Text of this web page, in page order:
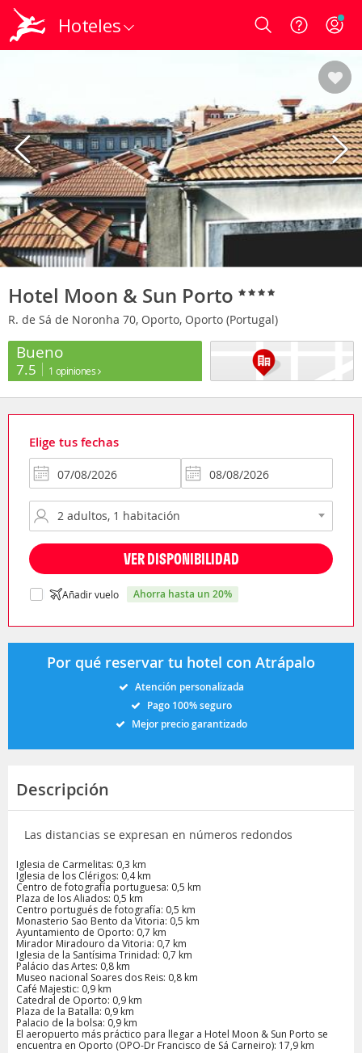
Hoteles Login
Hotel Moon & Sun Porto
R. de Sá de Noronha 70, Oporto, Oporto (Portugal)
Bueno
7.5 1 opiniones
Elige tus fechas
VER DISPONIBILIDAD
Añadir vuelo ahorra hasta un 20%
Por qué reservar tu hotel con Atrápalo
Atención personalizada
Pago 100% seguro
Mejor precio garantizado
Descripción
Las distancias se expresan en números redondos
Iglesia de Carmelitas: 0,3 km
Iglesia de los Clérigos: 0,4 km
Centro de fotografía portuguesa: 0,5 km
Plaza de los Aliados: 0,5 km
Centro portugués de fotografía: 0,5 km
Monasterio Sao Bento da Vitoria: 0,5 km
Ayuntamiento de Oporto: 0,7 km
Mirador Miradouro da Vitoria: 0,7 km
Iglesia de la Santísima Trinidad: 0,7 km
Palácio das Artes: 0,8 km
Museo nacional Soares dos Reis: 0,8 km
Café Majestic: 0,9 km
Catedral de Oporto: 0,9 km
Plaza de la Batalla: 0,9 km
Palacio de la bolsa: 0,9 km
El aeropuerto más práctico para llegar a Hotel Moon & Sun Porto se
encuentra en Oporto (OPO-Dr Francisco de Sá Carneiro): 17,9 km